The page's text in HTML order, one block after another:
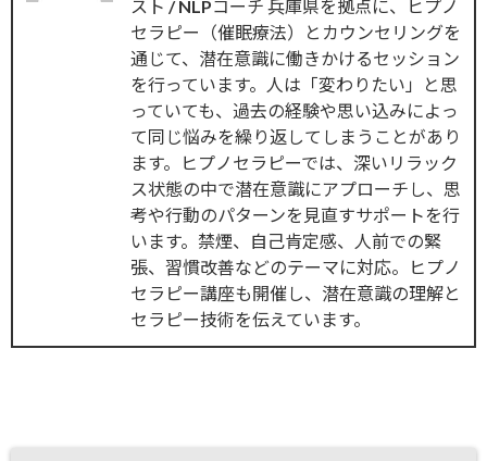
スト / NLPコーチ 兵庫県を拠点に、ヒプノ
セラピー（催眠療法）とカウンセリングを
通じて、潜在意識に働きかけるセッション
を行っています。人は「変わりたい」と思
っていても、過去の経験や思い込みによっ
て同じ悩みを繰り返してしまうことがあり
ます。ヒプノセラピーでは、深いリラック
ス状態の中で潜在意識にアプローチし、思
考や行動のパターンを見直すサポートを行
います。禁煙、自己肯定感、人前での緊
張、習慣改善などのテーマに対応。ヒプノ
セラピー講座も開催し、潜在意識の理解と
セラピー技術を伝えています。